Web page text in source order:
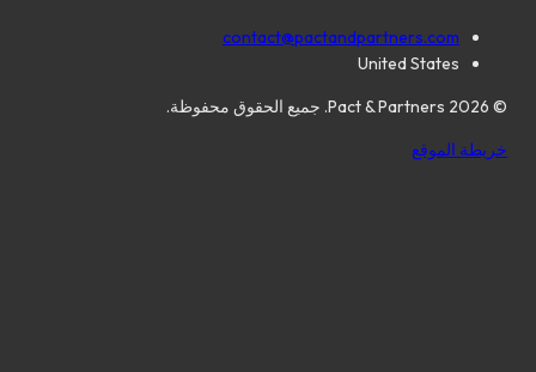
contact@pactandpartners.com
United States
2026Pact & Partners. جميع الحقوق محفوظة.
خريطة الموقع